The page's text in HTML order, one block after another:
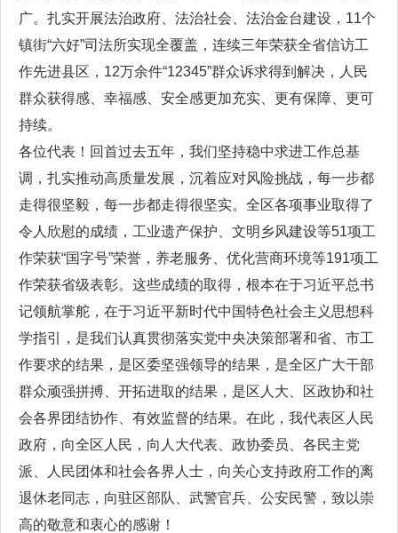
广。扎实开展法治政府、法治社会、法治金台建设，11个
镇街“六好”司法所实现全覆盖，连续三年荣获全省信访工
作先进县区，12万余件“12345”群众诉求得到解决，人民
群众获得感、幸福感、安全感更加充实、更有保障、更可
持续。
各位代表！回首过去五年，我们坚持稳中求进工作总基
调，扎实推动高质量发展，沉着应对风险挑战，每一步都
走得很坚毅，每一步都走得很坚实。全区各项事业取得了
令人欣慰的成绩，工业遗产保护、文明乡风建设等51项工
作荣获“国字号”荣誉，养老服务、优化营商环境等191项工
作荣获省级表彰。这些成绩的取得，根本在于习近平总书
记领航掌舵，在于习近平新时代中国特色社会主义思想科
学指引，是我们认真贯彻落实党中央决策部署和省、市工
作要求的结果，是区委坚强领导的结果，是全区广大干部
群众顽强拼搏、开拓进取的结果，是区人大、区政协和社
会各界团结协作、有效监督的结果。在此，我代表区人民
政府，向全区人民，向人大代表、政协委员、各民主党
派、人民团体和社会各界人士，向关心支持政府工作的离
退休老同志，向驻区部队、武警官兵、公安民警，致以崇
高的敬意和衷心的感谢！